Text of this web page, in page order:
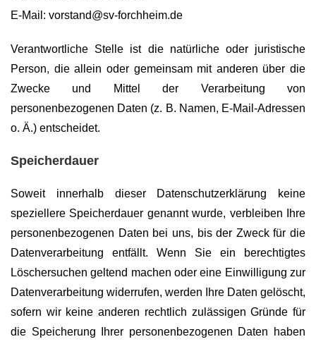
E-Mail: vorstand@sv-forchheim.de
Verantwortliche Stelle ist die natürliche oder juristische
Person, die allein oder gemeinsam mit anderen über die
Zwecke und Mittel der Verarbeitung von
personenbezogenen Daten (z. B. Namen, E-Mail-Adressen
o. Ä.) entscheidet.
Speicherdauer
Soweit innerhalb dieser Datenschutzerklärung keine
speziellere Speicherdauer genannt wurde, verbleiben Ihre
personenbezogenen Daten bei uns, bis der Zweck für die
Datenverarbeitung entfällt. Wenn Sie ein berechtigtes
Löschersuchen geltend machen oder eine Einwilligung zur
Datenverarbeitung widerrufen, werden Ihre Daten gelöscht,
sofern wir keine anderen rechtlich zulässigen Gründe für
die Speicherung Ihrer personenbezogenen Daten haben